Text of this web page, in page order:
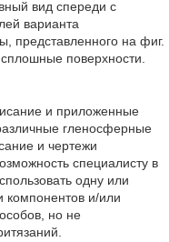
вид спереди с
варианта
представленного на фиг.
поверхности.
и приложенные
гленосферные
и чертежи
специалисту в
одну или
компонентов и/или
но не